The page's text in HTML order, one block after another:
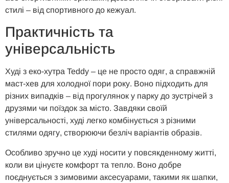
стилі – від спортивного до кежуал.
Практичність та
універсальність
Худі з еко-хутра Teddy – це не просто одяг, а справжній
маст-хев для холодної пори року. Воно підходить для
різних випадків – від прогулянок у парку до зустрічей з
друзями чи поїздок за місто. Завдяки своїй
універсальності, худі легко комбінується з різними
стилями одягу, створюючи безліч варіантів образів.
Особливо зручно це худі носити у повсякденному житті,
коли ви цінуєте комфорт та тепло. Воно добре
поєднується з зимовими аксесуарами, такими як шапки,